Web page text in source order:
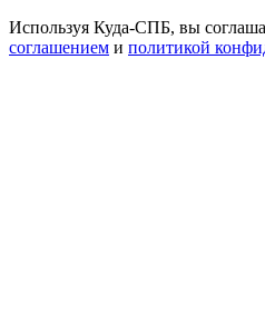
Используя Куда-СПБ, вы
соглашением и политикой